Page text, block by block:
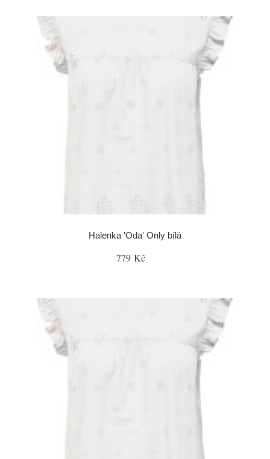
Halenka 'Oda' Only bílá
779 Kč